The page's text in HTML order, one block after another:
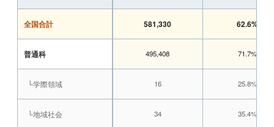
全国合計 581,330 62.6%
普通科 495,408 71.7%
└学際領域 16 25.8%
└地域社会 34 35.4%